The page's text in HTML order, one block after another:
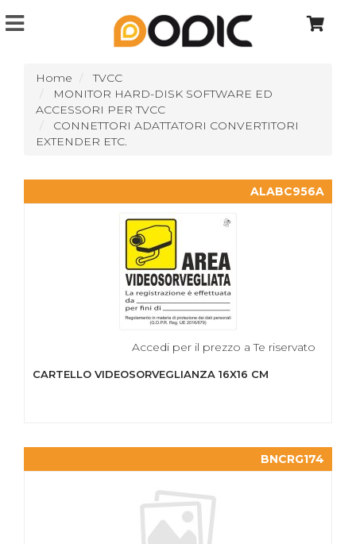
Home
TVCC
MONITOR HARD-DISK SOFTWARE ED
ACCESSORI PER TVCC
CONNETTORI ADATTATORI CONVERTITORI
EXTENDER ETC.
ALABC956A
Accedi per il prezzo a Te riservato
CARTELLO VIDEOSORVEGLIANZA 16X16 CM
BNCRG174